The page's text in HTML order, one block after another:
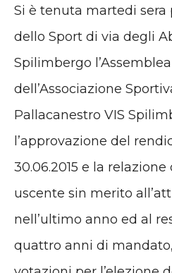
Si è tenuta martedi sera
dello Sport di via degli
Spilimbergo
dell’Associazione
Pallacanestro VIS
l’approvazione del
30.06.2015 e la
uscente sin merito
nell’ultimo anno ed al
quattro anni di